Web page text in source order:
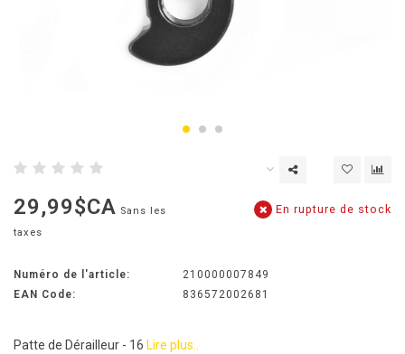
29,99$CA Sans les
taxes
En rupture de stock
Numéro de l'article:
210000007849
EAN Code:
836572002681
Patte de Dérailleur - 16 Lire plus..